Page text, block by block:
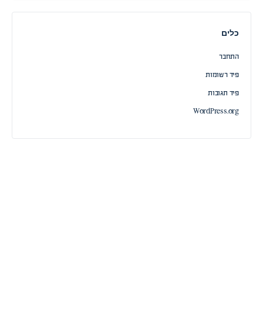
כלים
התחבר
פיד רשומות
פיד תגובות
WordPress.org